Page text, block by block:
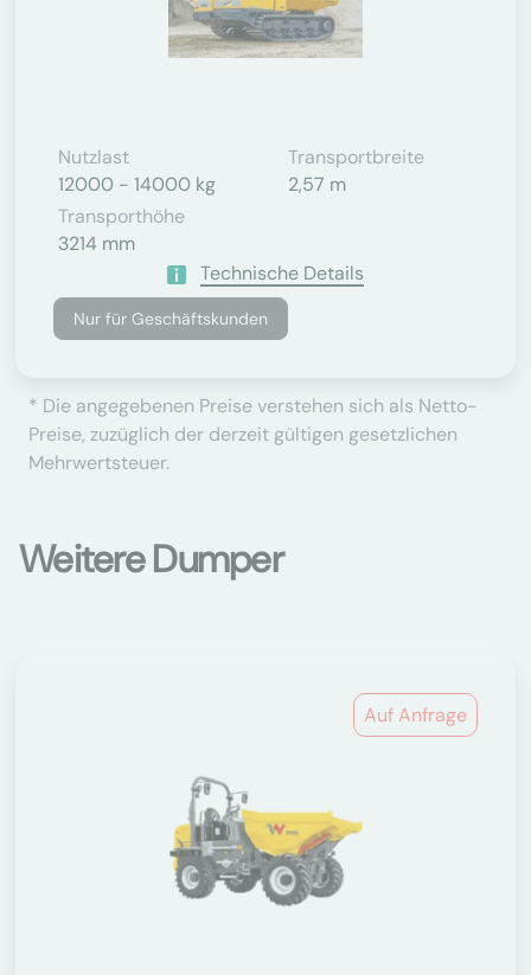
Nutzlast
12000 - 14000 kg
Transportbreite
2,57 m
Transporthöhe
3214 mm
Technische Details
Nur für Geschäftskunden
* Die angegebenen Preise verstehen sich als Netto-
Preise, zuzüglich der derzeit gültigen gesetzlichen
Mehrwertsteuer.
Weitere Dumper
Auf Anfrage